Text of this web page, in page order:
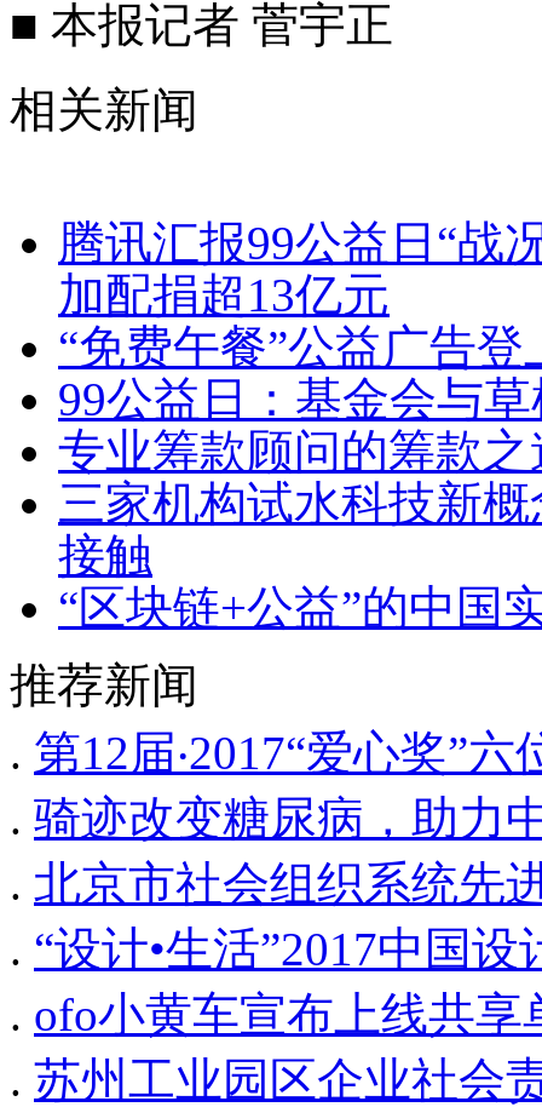
■ 本报记者 菅宇正
相关新闻
腾讯汇报99公益日“战
加配捐超13亿元
“免费午餐”公益广告
99公益日：基金会与
专业筹款顾问的筹款之
三家机构试水科技新
接触
“区块链+公益”的中国
推荐新闻
. 第12届‧2017“爱心奖”
. 骑迹改变糖尿病，助力
. 北京市社会组织系统先
. “设计•生活”2017中国
. ofo小黄车宣布上线共
. 苏州工业园区企业社会